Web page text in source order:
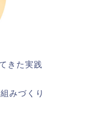
きた実践
みづくり